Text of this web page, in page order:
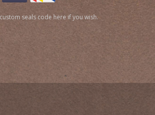
seals code here if you wish.